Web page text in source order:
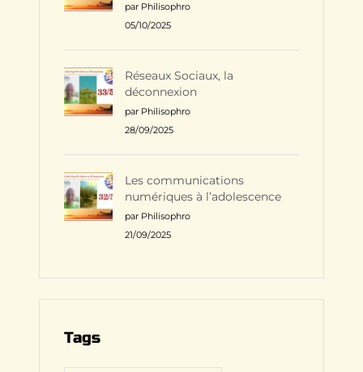
par Philisophro
05/10/2025
Réseaux Sociaux, la
déconnexion
par Philisophro
28/09/2025
Les communications
numériques à l’adolescence
par Philisophro
21/09/2025
Tags